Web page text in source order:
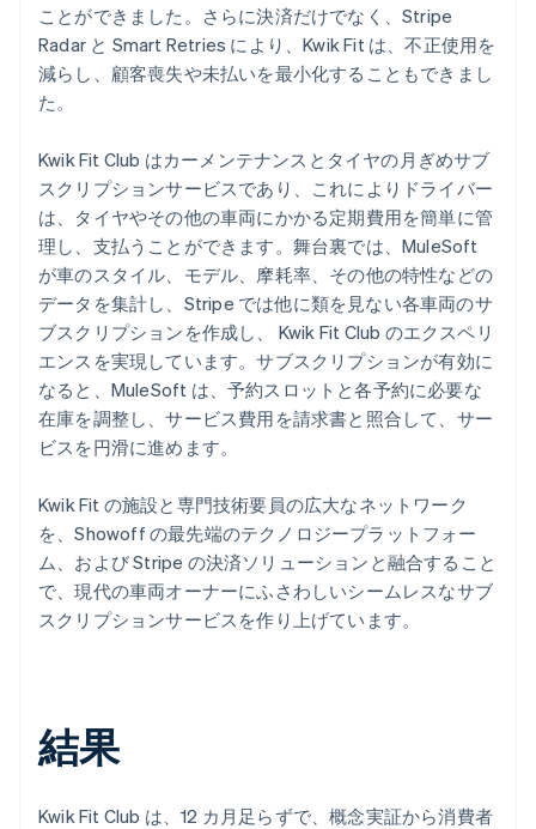
ことができました。さらに決済だけでなく、Stripe
Radar と Smart Retries により、Kwik Fit は、不正使用を
減らし、顧客喪失や未払いを最小化することもできまし
た。
Kwik Fit Club はカーメンテナンスとタイヤの月ぎめサブ
スクリプションサービスであり、これによりドライバー
は、タイヤやその他の車両にかかる定期費用を簡単に管
理し、支払うことができます。舞台裏では、MuleSoft
が車のスタイル、モデル、摩耗率、その他の特性などの
データを集計し、Stripe では他に類を見ない各車両のサ
ブスクリプションを作成し、 Kwik Fit Club のエクスペリ
エンスを実現しています。サブスクリプションが有効に
なると、MuleSoft は、予約スロットと各予約に必要な
在庫を調整し、サービス費用を請求書と照合して、サー
ビスを円滑に進めます。
Kwik Fit の施設と専門技術要員の広大なネットワーク
を、Showoff の最先端のテクノロジープラットフォー
ム、および Stripe の決済ソリューションと融合すること
で、現代の車両オーナーにふさわしいシームレスなサブ
スクリプションサービスを作り上げています。
結果
Kwik Fit Club は、12 カ月足らずで、概念実証から消費者